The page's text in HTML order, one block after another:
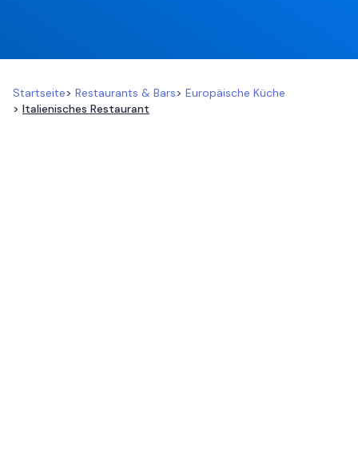
Startseite> Restaurants & Bars> Europäische Küche
> Italienisches Restaurant